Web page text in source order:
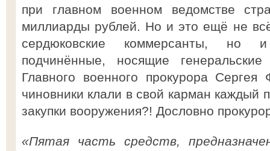
при главном военном ведомстве
миллиарды рублей. Но и это ещё не
сердюковские коммерсанты, но
подчинённые, носящие
Главного военного прокурора Сергея
чиновники клали в свой карман каждый
закупки вооружения?! Дословно
«Пятая часть средств,